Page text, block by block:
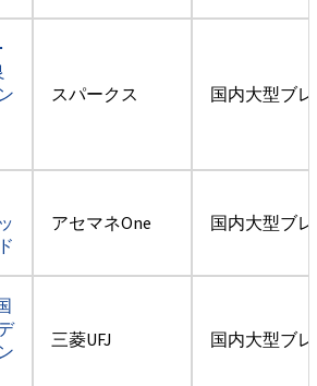
スパークス 国内大型ブ
アセマネOne 国内大型ブ
三菱UFJ 国内大型ブ